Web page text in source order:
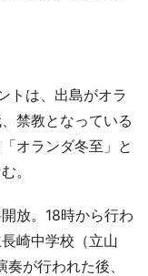
トは、出島がオラ
禁教となっている
オランダ冬至」と
。
放。18時から行わ
崎中学校（立山
が行われた後、